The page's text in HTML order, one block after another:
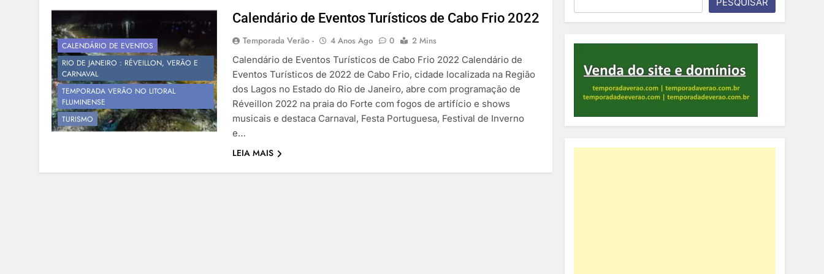
CALENDÁRIO DE EVENTOS
RIO DE JANEIRO : RÉVEILLON, VERÃO E
CARNAVAL
TEMPORADA VERÃO NO LITORAL
FLUMINENSE
TURISMO
Calendário de Eventos Turísticos de Cabo Frio 2022
Temporada Verão - 4 Anos Ago 0
2 Mins
Calendário de Eventos Turísticos de Cabo Frio 2022 Calendário de
Eventos Turísticos de 2022 de Cabo Frio, cidade localizada na Região
dos Lagos no Estado do Rio de Janeiro, abre com programação de
Réveillon 2022 na praia do Forte com fogos de artifício e shows
musicais e destaca Carnaval, Festa Portuguesa, Festival de Inverno
e…
LEIA MAIS